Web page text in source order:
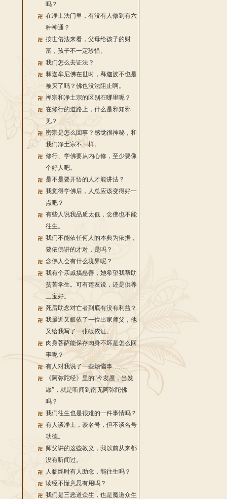
吗？
在净土法门里，有没有人修到有六
种神通？
按世俗法来看，父母给孩子的财
富，孩子不一定珍惜。
我们怎么去证法？
释迦牟尼佛在世时，释迦族不也是
被灭了吗？佛也没法阻止啊。
禅宗和净土宗的区别在哪里呢？
在修行的道路上，什么是邪知邪
见？
密宗是怎么回事？感觉很神秘，和
我们净土宗不一样。
修行、学佛要从内心修，至少要像
个好人吧。
是不是要开悟的人才能讲法？
我觉得学佛后，人总应该变得好一
点吧？
有些人说我品质太低，念佛也不能
往生。
我们不能依任何人的本典为依据，
要依佛讲的才对，是吗？
念佛人会有什么境界呢？
我有个亲戚搞慈善，她希望我帮助
贫苦学生。可有莲友说，还是供养
三宝好。
死后助念对亡者到底有没有利益？
我最近又皈依了一位出家师父，他
又给我写了一张皈依证。
肉身菩萨能保存肉身不坏是怎么回
事呢？
有人对我说了一些烦恼事……
《阿弥陀经》里的“今发愿，当发
愿”，就是听闻到南无阿弥陀佛
吗？
我们往生也是很难的一件事情吗？
有人谈净土，谈名号，但不谈名号
功德。
师父讲的这些教义，我以前从来都
没有听闻过。
人临终时有人助念，能往生吗？
读经不懂意思有用吗？
我们是三恶道众生，也是魔道众生